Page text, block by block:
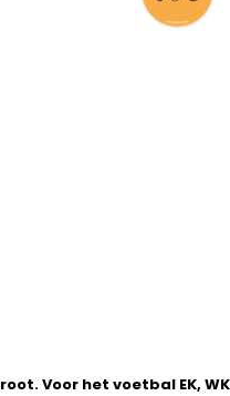
Voor het voetbal EK,